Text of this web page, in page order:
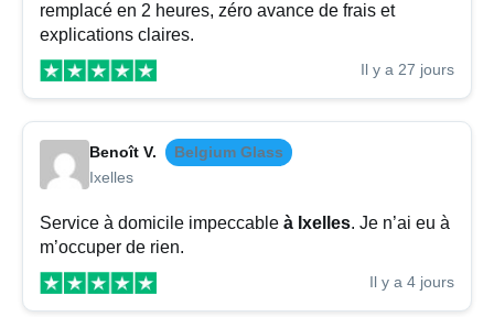
remplacé en 2 heures, zéro avance de frais et
explications claires.
Il y a 27 jours
Benoît V.
Belgium Glass
Ixelles
Service à domicile impeccable à Ixelles. Je n’ai eu à
m’occuper de rien.
Il y a 4 jours